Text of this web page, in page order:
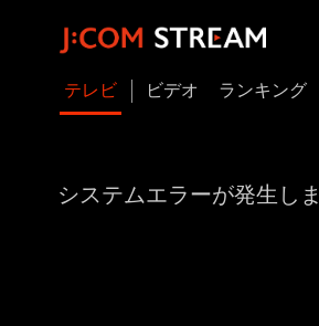
テレビ ビデオ ランキング
システムエラーが発生し